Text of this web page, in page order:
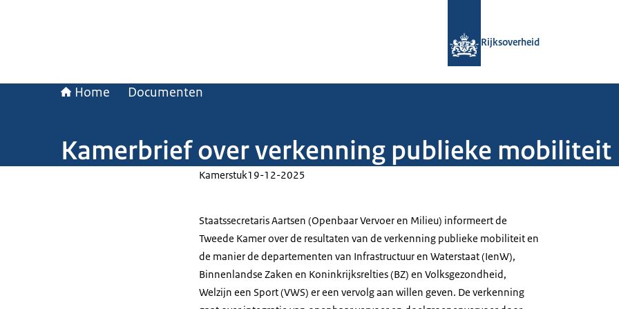
Rijksoverheid
Home Documenten
Kamerbrief over verkenning publieke mobiliteit
Kamerstuk19-12-2025
Staatssecretaris Aartsen (Openbaar Vervoer en Milieu) informeert de
Tweede Kamer over de resultaten van de verkenning publieke mobiliteit en
de manier de departementen van Infrastructuur en Waterstaat (IenW),
Binnenlandse Zaken en Koninkrijksrelties (BZ) en Volksgezondheid,
Welzijn een Sport (VWS) er een vervolg aan willen geven. De verkenning